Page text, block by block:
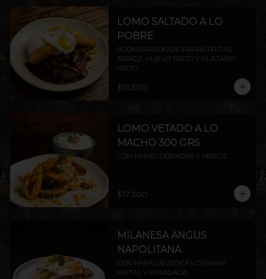
LOMO SALTADO A LO
POBRE
ACOMPAÑADO DE PAPAS FRITAS,
ARROZ, HUEVO FRITO Y PLÁTANO
FRITO.
$15.300
LOMO VETADO A LO
MACHO 300 GRS
CON PAPAS DORADAS Y ARROZ.
$17.300
MILANESA ANGUS
NAPOLITANA
CON PAPAS RÚSTICAS O PAPAS
FRITAS Y ENSALADA.